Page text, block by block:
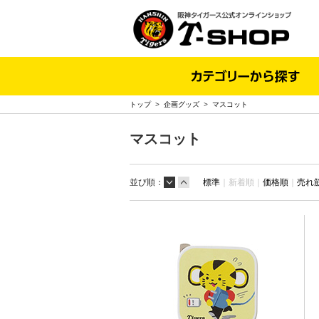
トップ> 企画グッズ > マスコット
マスコット
並び順： 標準 ｜ 新着順｜ 価格順 ｜ 売れ